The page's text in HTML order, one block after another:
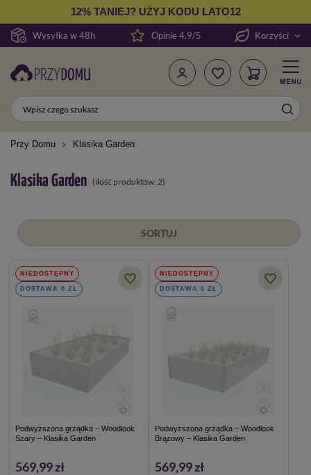
Wysyłka w 48h
12% TANIEJ? UŻYJ KODU LATO12
Opinie 4.9/5 Korzyści
Przy Domu Klasika Garden
Klasika Garden (ilość produktów: 2)
SORTUJ
NIEDOSTĘPNY
DOSTAWA 0 ZŁ
Podwyższona grządka – Woodlook
Szary – Klasika Garden
569,99 zł
NIEDOSTĘPNY
DOSTAWA 0 ZŁ
Podwyższona grządka – Woodlook
Brązowy – Klasika Garden
569,99 zł